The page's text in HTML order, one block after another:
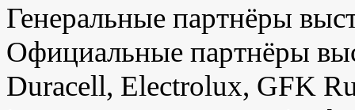
Генеральные партнёры
Официальные партнёры
Duracell, Electrolux, GFK